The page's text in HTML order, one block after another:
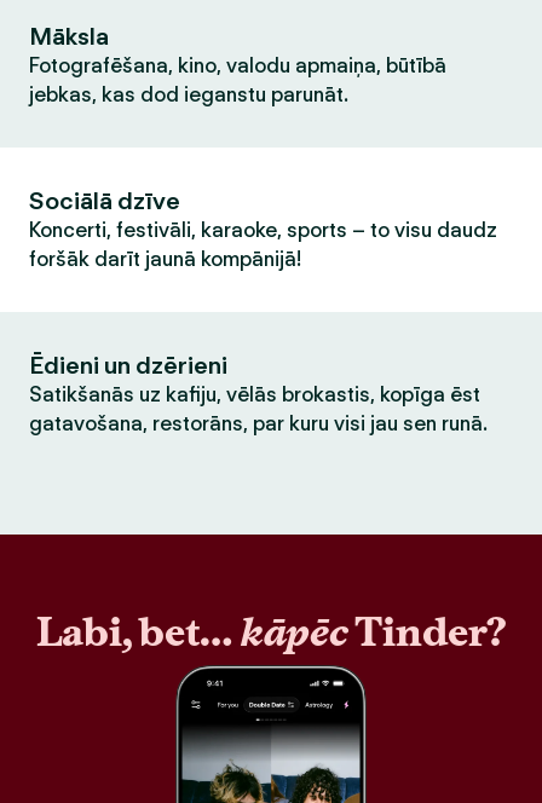
Māksla
Fotografēšana, kino, valodu apmaiņa, būtībā
jebkas, kas dod ieganstu parunāt.
Sociālā dzīve
Koncerti, festivāli, karaoke, sports – to visu daudz
foršāk darīt jaunā kompānijā!
Ēdieni un dzērieni
Satikšanās uz kafiju, vēlās brokastis, kopīga ēst
gatavošana, restorāns, par kuru visi jau sen runā.
Labi, bet…kāpēcTinder?